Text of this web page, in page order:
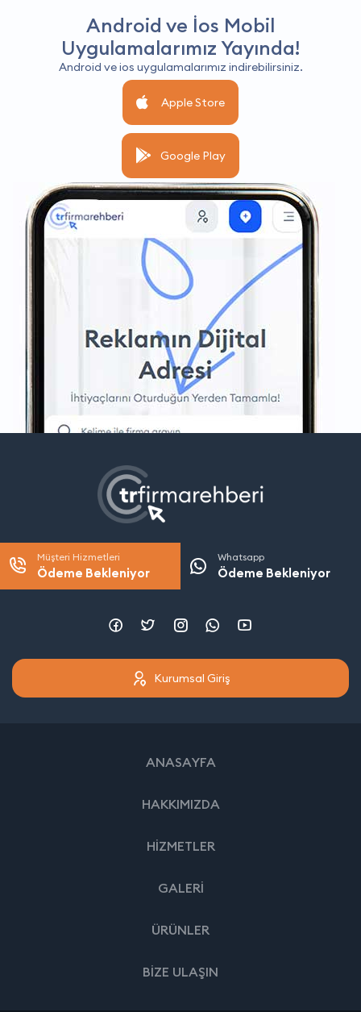
Android ve İos Mobil
Uygulamalarımız Yayında!
Android ve ios uygulamalarımız indirebilirsiniz.
Apple Store
Google Play
Müşteri Hizmetleri
Ödeme Bekleniyor
Whatsapp
Ödeme Bekleniyor
Kurumsal Giriş
ANASAYFA
HAKKIMIZDA
HİZMETLER
GALERİ
ÜRÜNLER
BİZE ULAŞIN